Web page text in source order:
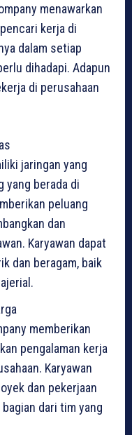
menawarkan
kerja di
dalam setiap
dihadapi. Adapun
di perusahaan
jaringan yang
yang berada di
peluang
dan
Karyawan dapat
dan beragam, baik
memberikan
pengalaman kerja
Karyawan
dan pekerjaan
dari tim yang